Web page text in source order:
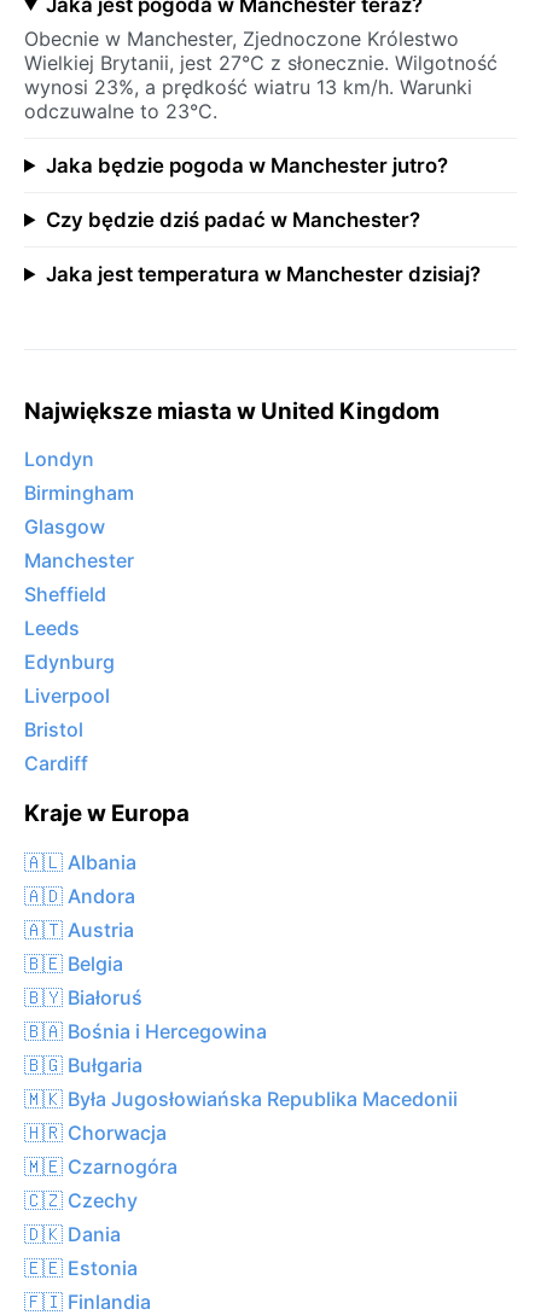
Obecnie w Manchester, Zjednoczone Królestwo
Wielkiej Brytanii, jest 27°C z słonecznie. Wilgotność
wynosi 23%, a prędkość wiatru 13 km/h. Warunki
odczuwalne to 23°C.
Jaka będzie pogoda w Manchester jutro?
Czy będzie dziś padać w Manchester?
Jaka jest temperatura w Manchester dzisiaj?
Największe miasta w United Kingdom
Londyn
Birmingham
Glasgow
Manchester
Sheffield
Leeds
Edynburg
Liverpool
Bristol
Cardiff
Kraje w Europa
🇦🇱 Albania
🇦🇩 Andora
🇦🇹 Austria
🇧🇪 Belgia
🇧🇾 Białoruś
🇧🇦 Bośnia i Hercegowina
🇧🇬 Bułgaria
🇲🇰 Była Jugosłowiańska Republika Macedonii
🇭🇷 Chorwacja
🇲🇪 Czarnogóra
🇨🇿 Czechy
🇩🇰 Dania
🇪🇪 Estonia
🇫🇮 Finlandia